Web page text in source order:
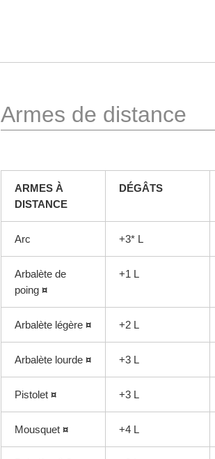
Armes de distance
ARMES À
DISTANCE
DÉGÂTS
Arc +3* L
Arbalète de
poing ¤
+1 L
Arbalète légère ¤ +2 L
Arbalète lourde ¤ +3 L
Pistolet ¤ +3 L
Mousquet ¤ +4 L